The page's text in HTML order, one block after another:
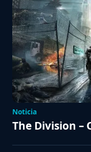
Noticia
The Division –